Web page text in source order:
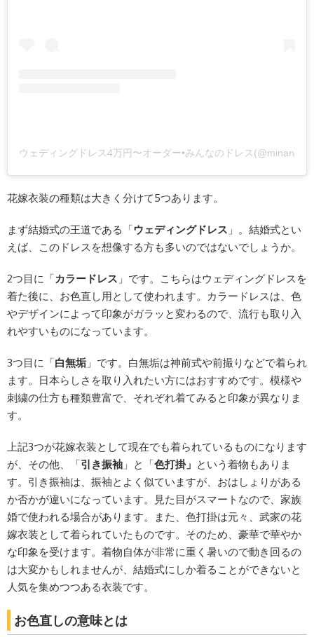
ウェディングドレス4万円〜オーダー•みんなのドレス
花嫁衣装の種類は大きく分けて5つあります。
まず結婚式の王道である「ウェディングドレス 」。結婚式とい
えば、このドレスを想像する方も多いのではないでしょうか。
2つ目に「カラードレス 」です。こちらはウェディングドレスを
着た後に、お色直し用として使われます。カラードレスは、色
やデザインによって印象がガラッと変わるので、流行も取り入
れやすいものになっています。
3つ目に「白無垢 」です。白無垢は神前式や前撮りなどで着られ
ます。日本らしさを取り入れたい方にはおすすめです。模様や
刺繍の仕方も種類豊富で、それぞれ着てみると印象が異なりま
す。
上記3つが花嫁衣装として現在でも着られているものになります
が、その他、「引き振袖 」と「色打掛」 という着物もありま
す。引き振袖は、振袖とよく似ていますが、おはしょりがある
か否かが違いになっています。見た目がスマートなので、家族
婚で使われる場合があります。また、色打掛は元々、武家の花
嫁衣装として着られていたものです。そのため、豪華で華やか
な印象を受けます。着物自体が非常に重く暑いので動き回るの
は大変かもしれませんが、結婚式にしか着ることができないと
人気を集めつつある衣装です。
お色直しの意味とは